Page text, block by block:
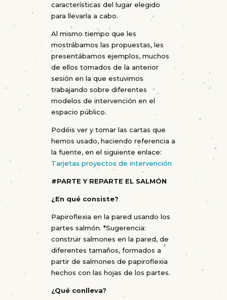
características del lugar elegido
para llevarla a cabo.
Al mismo tiempo que les
mostrábamos las propuestas, les
presentábamos ejemplos, muchos
de ellos tomados de la anterior
sesión en la que estuvimos
trabajando sobre diferentes
modelos de intervención en el
espacio público.
Podéis ver y tomar las cartas que
hemos usado, haciendo referencia a
la fuente, en el siguiente enlace:
Tarjetas proyectos de intervención
#PARTE Y REPARTE EL SALMÓN
¿En qué consiste?
Papiroflexia en la pared usando los
partes salmón. *Sugerencia:
construir salmones en la pared, de
diferentes tamaños, formados a
partir de salmones de papiroflexia
hechos con las hojas de los partes.
¿Qué conlleva?